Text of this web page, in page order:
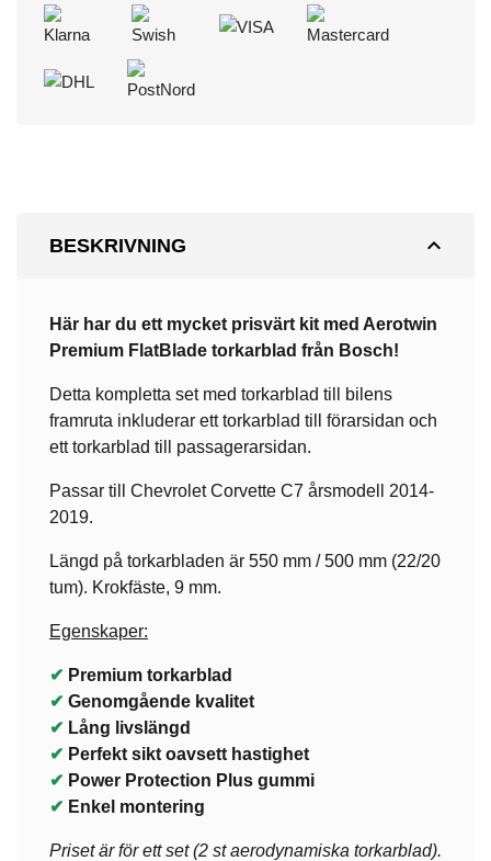
expand_less
BESKRIVNING
Här har du ett mycket prisvärt kit med Aerotwin
Premium FlatBlade torkarblad från Bosch!
Detta kompletta set med torkarblad till bilens
framruta inkluderar ett torkarblad till förarsidan och
ett torkarblad till passagerarsidan.
Passar till Chevrolet Corvette C7 årsmodell 2014-
2019.
Längd på torkarbladen är 550 mm / 500 mm (22/20
tum). Krokfäste, 9 mm.
Egenskaper:
✔ Premium torkarblad
✔ Genomgående kvalitet
✔ Lång livslängd
✔ Perfekt sikt oavsett hastighet
✔ Power Protection Plus gummi
✔ Enkel montering
Priset är för ett set (2 st aerodynamiska torkarblad).